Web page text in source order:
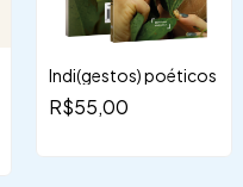
Indi(gestos) poéticos
R$55,00